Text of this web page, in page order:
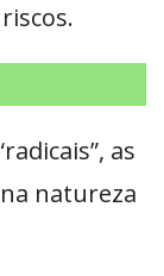
as
natureza